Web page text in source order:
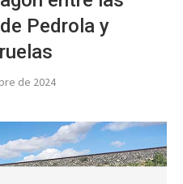
Pedrola y
de 2024